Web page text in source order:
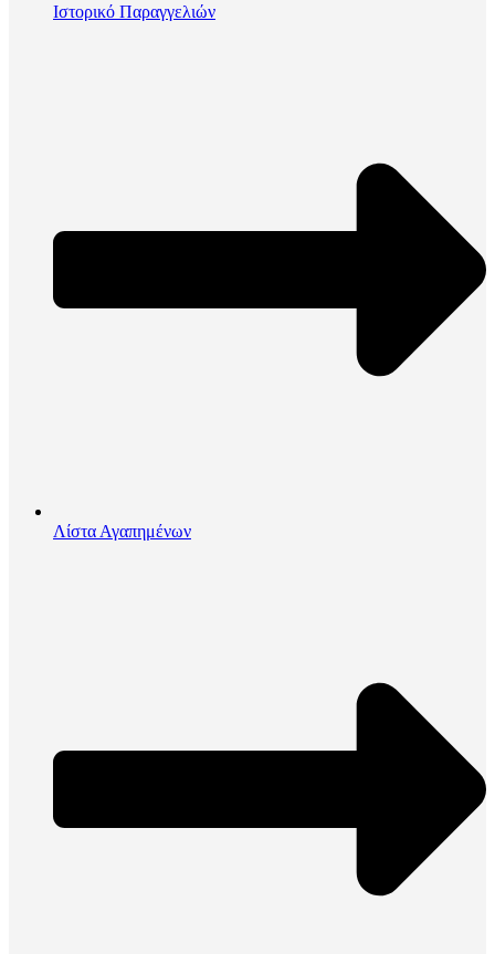
Ιστορικό Παραγγελιών
Λίστα Αγαπημένων